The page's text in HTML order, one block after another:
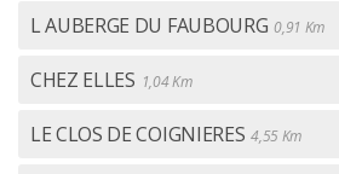
L AUBERGE DU FAUBOURG 0,91 Km
CHEZ ELLES 1,04 Km
LE CLOS DE COIGNIERES 4,55 Km